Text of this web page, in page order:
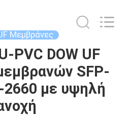
Μεμβράνες
PVC DOW UF
SFP-
2660 με υψηλή